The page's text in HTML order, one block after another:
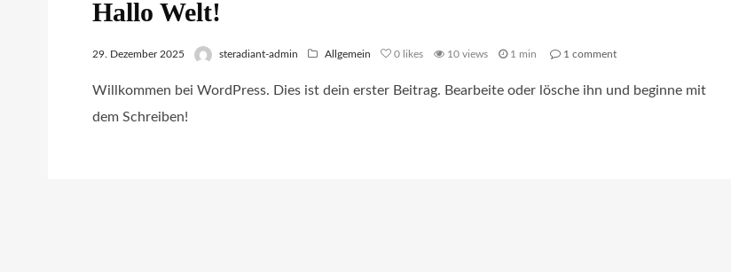
Hallo Welt!
29. Dezember 2025 steradiant-admin Allgemein 0 likes 10 views 1 min 1 comment
Willkommen bei WordPress. Dies ist dein erster Beitrag. Bearbeite oder lösche ihn und beginne mit
dem Schreiben!